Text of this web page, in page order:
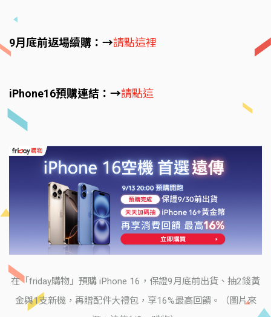
9月底前返場續購：→請點這裡
iPhone16預購連結：→請點這
在「friday購物」預購 iPhone 16，保證9月底前出貨、抽2錢黃
金與1支新機，再贈配件大禮包，享16%最高回饋。（圖片來